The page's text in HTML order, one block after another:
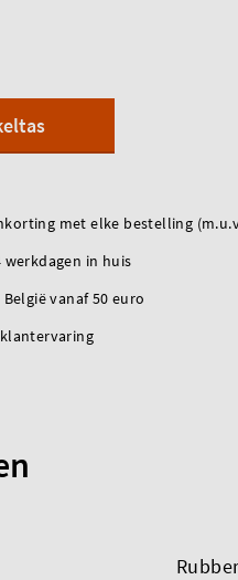
met elke bestelling
in huis
vanaf 50 euro